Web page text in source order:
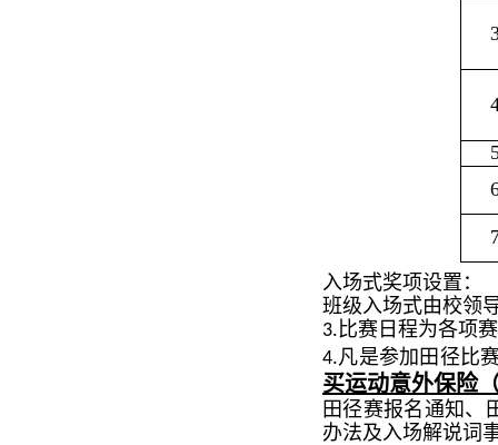
入场式奖项设置：
班级入场式由校领
3.比赛日程为各项
4.凡是参加田径比
买运动意外保险
田径赛报名通知、
办法及入场解说词